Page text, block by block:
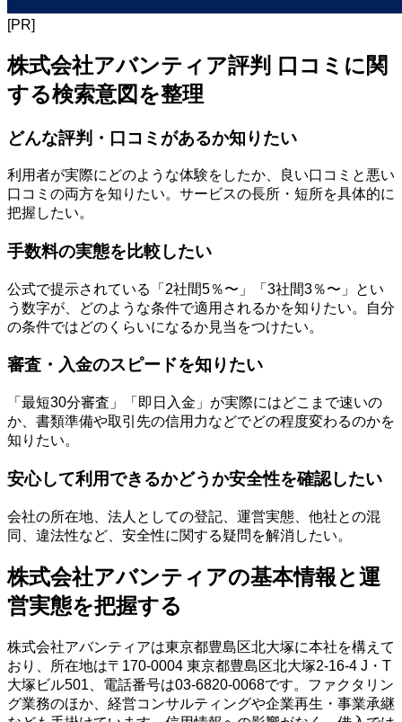
[PR]
株式会社アバンティア評判 口コミに関
する検索意図を整理
どんな評判・口コミがあるか知りたい
利用者が実際にどのような体験をしたか、良い口コミと悪い
口コミの両方を知りたい。サービスの長所・短所を具体的に
把握したい。
手数料の実態を比較したい
公式で提示されている「2社間5％〜」「3社間3％〜」とい
う数字が、どのような条件で適用されるかを知りたい。自分
の条件ではどのくらいになるか見当をつけたい。
審査・入金のスピードを知りたい
「最短30分審査」「即日入金」が実際にはどこまで速いの
か、書類準備や取引先の信用力などでどの程度変わるのかを
知りたい。
安心して利用できるかどうか安全性を確認したい
会社の所在地、法人としての登記、運営実態、他社との混
同、違法性など、安全性に関する疑問を解消したい。
株式会社アバンティアの基本情報と運
営実態を把握する
株式会社アバンティアは東京都豊島区北大塚に本社を構えて
おり、所在地は〒170-0004 東京都豊島区北大塚2-16-4 J・T
大塚ビル501、電話番号は03-6820-0068です。ファクタリン
グ業務のほか、経営コンサルティングや企業再生・事業承継